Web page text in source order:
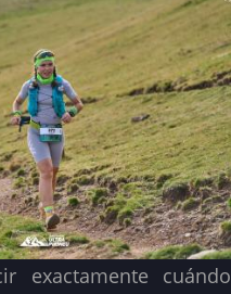
exactamente cuándo